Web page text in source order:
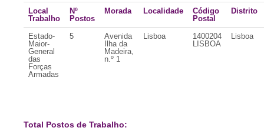
Local
Trabalho
Nº
Postos
Morada Localidade
Código
Postal
Distrito
Estado-
Maior-
General
das
Forças
Armadas
5
Avenida
Ilha da
Madeira,
n.º 1
Lisboa
1400204
LISBOA
Lisboa
Total Postos de Trabalho: